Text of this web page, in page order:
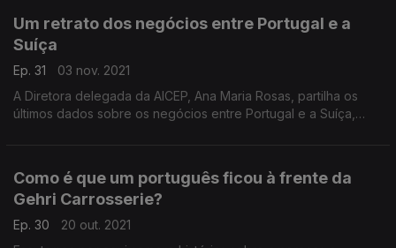
Um retrato dos negócios entre Portugal e a
Suíça
Ep. 31
03 nov. 2021
A Diretora delegada da AICEP, Ana Maria Rosas, partilha os
últimos dados sobre os negócios entre Portugal e a Suíça,
Como é que um português ficou à frente da
Gehri Carrosserie?
Ep. 30
20 out. 2021